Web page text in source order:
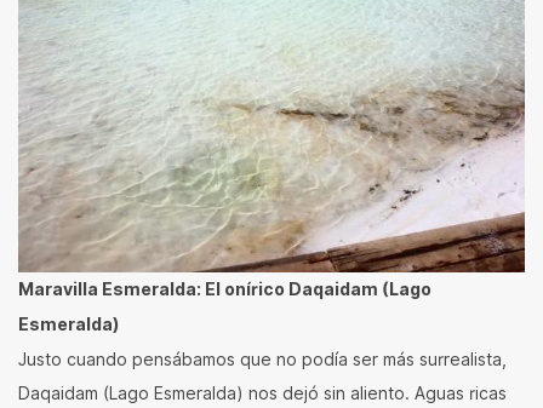
Maravilla Esmeralda: El onírico Daqaidam (Lago
Esmeralda)
Justo cuando pensábamos que no podía ser más surrealista,
Daqaidam (Lago Esmeralda) nos dejó sin aliento. Aguas ricas